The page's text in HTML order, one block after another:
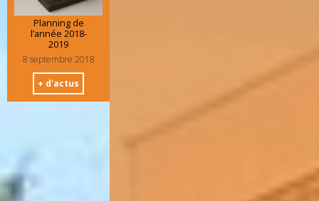
Planning de
l’année 2018-
2019
8 septembre 2018
+ d'actus